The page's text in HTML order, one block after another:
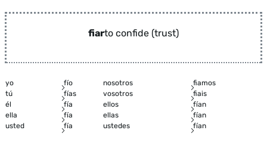
fiarto confide (trust)
yo fío nosotros
fiamos
tú
fías vosotros
fiais
él
fía ellos
fían
ella
fía ellas
fían
usted
fía ustedes fían